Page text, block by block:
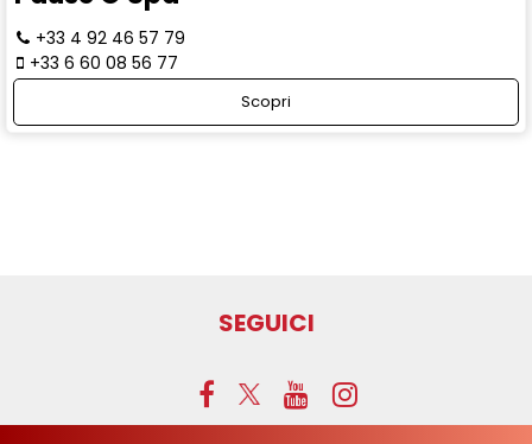
+33 4 92 46 57 79
+33 6 60 08 56 77
Scopri
SEGUICI